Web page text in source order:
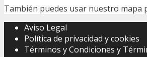
También puedes usar nuestro mapa
Aviso Legal
Política de privacidad y cookies
Términos y Condiciones y